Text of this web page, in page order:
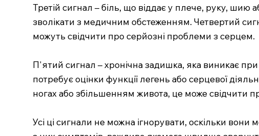
Третій сигнал – біль, що віддає у плече, руку, шию
зволікати з медичним обстеженням. Четвертий
можуть свідчити про серйозні проблеми з серцем.
П'ятий сигнал – хронічна задишка, яка виникає
потребує оцінки функції легень або серцевої
ногах або збільшенням живота, це може свідчити
Усі ці сигнали не можна ігнорувати, оскільки